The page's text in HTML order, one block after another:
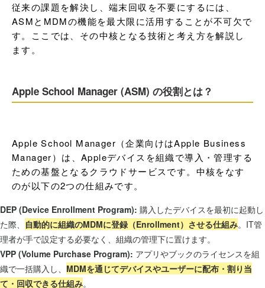
従来の課題を解決し、端末回収を不要にするには、
ASMとMDMの機能を最大限に活用することが不可欠で
す。ここでは、その中核となる技術と考え方を解説し
ます。
Apple School Manager (ASM) の役割とは？
Apple School Manager（企業向けはApple Business
Manager）は、Appleデバイスを組織で導入・管理する
ための基盤となるクラウドサービスです。中核をなす
のが以下の2つの仕組みです。
DEP (Device Enrollment Program): 購入したデバイスを最初に起動し
た際、 自動的に組織のMDMに登録（Enrollment）させる仕組み。IT管
理者が手で設定する必要なく、組織の管理下に置けます。
VPP (Volume Purchase Program): アプリやブックのライセンスを組
織で一括購入し、 MDMを通じてデバイスやユーザーに配布・割り当
て・回収できる仕組み。